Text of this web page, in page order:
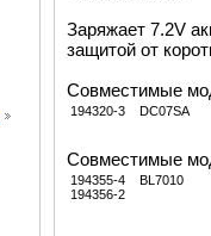
Заряжает 7.2V
защитой от
Совместимые
194320-3 DC07SA
Совместимые
194355-4
194356-2
BL7010